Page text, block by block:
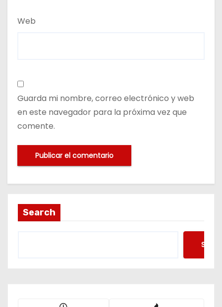
Web
Guarda mi nombre, correo electrónico y web
en este navegador para la próxima vez que
comente.
Search